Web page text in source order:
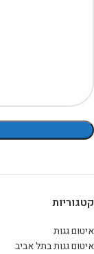
קטגוריות
איטום גגות
איטום גגות בתל אביב